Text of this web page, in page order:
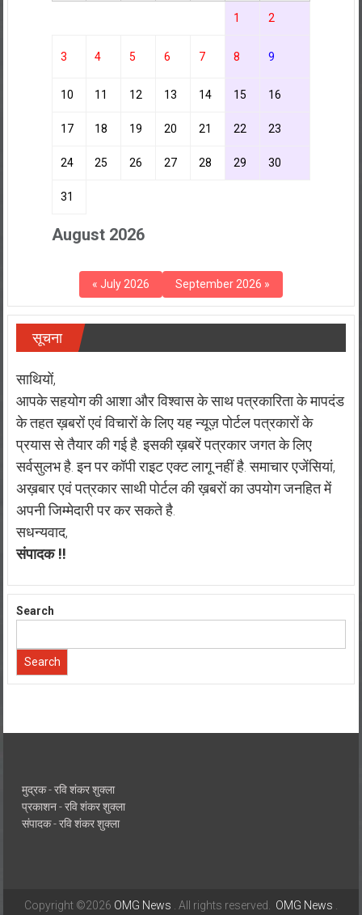
August 2026
1 2
3 4 5 6 7 8 9
10 11 12 13 14 15 16
17 18 19 20 21 22 23
24 25 26 27 28 29 30
31
« July 2026 September 2026 »
सूचना
साथियों,
आपके सहयोग की आशा और विश्वास के साथ पत्रकारिता के मापदंड
के तहत ख़बरों एवं विचारों के लिए यह न्यूज़ पोर्टल पत्रकारों के
प्रयास से तैयार की गई है. इसकी ख़बरें पत्रकार जगत के लिए
सर्वसुलभ है. इन पर कॉपी राइट एक्ट लागू नहीं है. समाचार एजेंसियां,
अख़बार एवं पत्रकार साथी पोर्टल की ख़बरों का उपयोग जनहित में
अपनी जिम्मेदारी पर कर सकते है.
सधन्यवाद,
संपादक !!
Search
Search
मुद्रक - रवि शंकर शुक्ला
प्रकाशन - रवि शंकर शुक्ला
संपादक - रवि शंकर शुक्ला
Copyright ©2026 OMG News . All rights reserved. OMG News